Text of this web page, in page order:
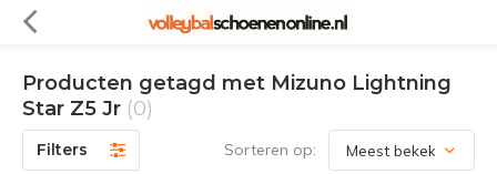
Producten getagd met Mizuno Lightning
Star Z5 Jr (0)
Filters Sorteren op: